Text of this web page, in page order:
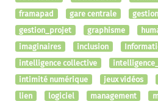
framapad
gare centrale
gestion_projet
graphisme
imaginaires
inclusion
intelligence collective
intimité numérique
jeux vidéos
lien
logiciel management